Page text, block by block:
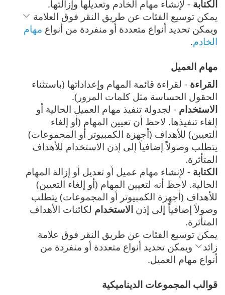
الكتابة - لإنشاء مهام الخادم وتعديلها وإزالتها.
يمكن توسيع الفئات عن طريق النقر فوق العلامة
ويمكن تحديد أنواع متعددة أو منفردة من أنواع مهام
الخادم.
مهام العميل
القراءة - لقراءة قائمة المهام وإعداداتها (باستثناء
الحقول الحساسة مثل كلمات المرور).
الاستخدام - لجدولة تنفيذ مهام العميل الحالية أو
إلغاء تنفيذها. لاحظ أن تعيين المهام (أو إلغاء
التعيين) للأهداف (أجهزة الكمبيوتر أو المجموعات)
يتطلب وصولاً إضافياً إلى إذن الاستخدام للأهداف
المتأثرة.
الكتابة - لإنشاء مهام عميل أو تعديل أو إزالة المهام
الحالية. لاحظ أنه لتعيين المهام (أو إلغاء التعيين)
للأهداف (أجهزة الكمبيوتر أو المجموعات) يتطلب
وصولاً إضافياً إلى إذن الاستخدام لكائنات الأهداف
المتأثرة.
يمكن توسيع الفئات عن طريق النقر فوق علامة
زائد
ويمكن تحديد أنواع متعددة أو منفردة من
أنواع مهام العميل.
قوالب المجموعات الديناميكية